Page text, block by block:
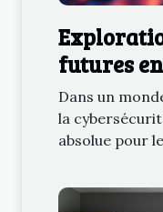
futures
pour les
Dans un
la
absolue pour